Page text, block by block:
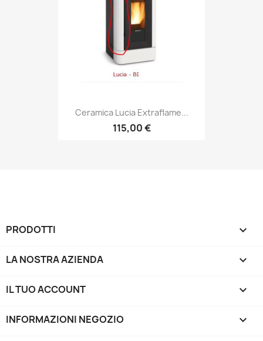
Ceramica Lucia Extraflame...
115,00 €
PRODOTTI 
LA NOSTRA AZIENDA 
IL TUO ACCOUNT 
INFORMAZIONI NEGOZIO keyboard_arrow_down